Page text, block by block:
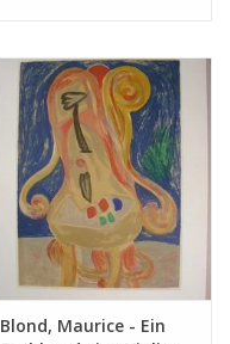
Blond, Maurice - Ein